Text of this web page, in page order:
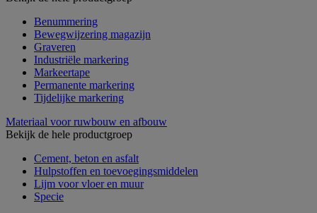
Benummering
Bewegwijzering magazijn
Graveren
Industriële markering
Markeertape
Permanente markering
Tijdelijke markering
Materiaal voor ruwbouw en afbouw
Bekijk de hele productgroep
Cement, beton en asfalt
Hulpstoffen en toevoegingsmiddelen
Lijm voor vloer en muur
Specie